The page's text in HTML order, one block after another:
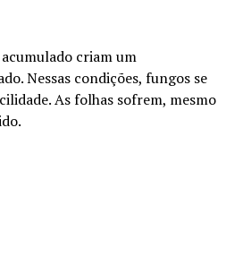
criam um
Nessas condições, fungos se
As folhas sofrem, mesmo